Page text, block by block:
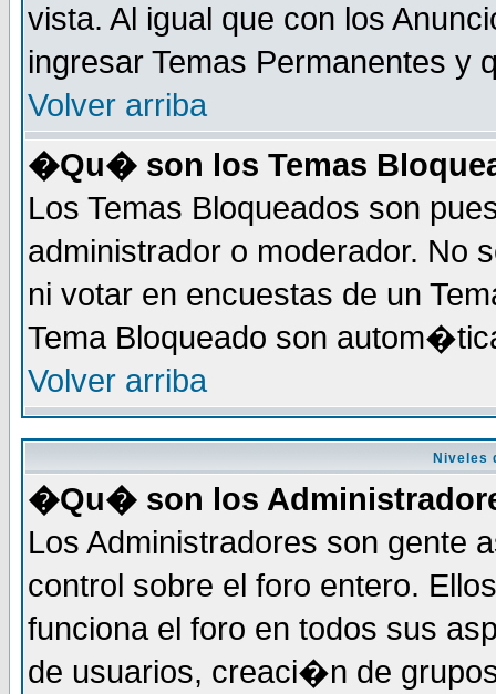
vista. Al igual que con los
ingresar Temas Permanentes y
Volver arriba
�Qu� son los Temas
Los Temas Bloqueados son
administrador o moderador. No
ni votar en encuestas de un
Tema Bloqueado son
Volver arriba
Niveles
�Qu� son los
Los Administradores son gente
control sobre el foro entero.
funciona el foro en todos sus
de usuarios, creaci�n de